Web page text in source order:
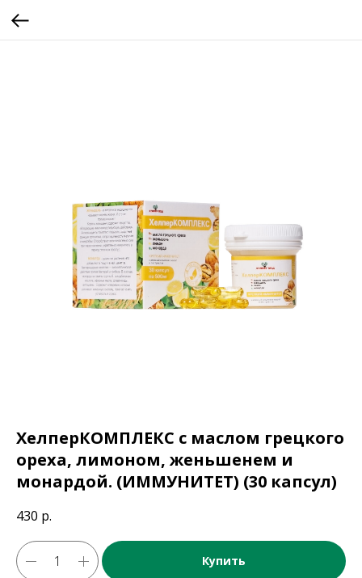
ХелперКОМПЛЕКС с маслом грецкого
ореха, лимоном, женьшенем и
монардой. (ИММУНИТЕТ) (30 капсул)
430 р.
Купить